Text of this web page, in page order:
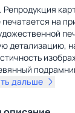
на
детализацию,
дальше